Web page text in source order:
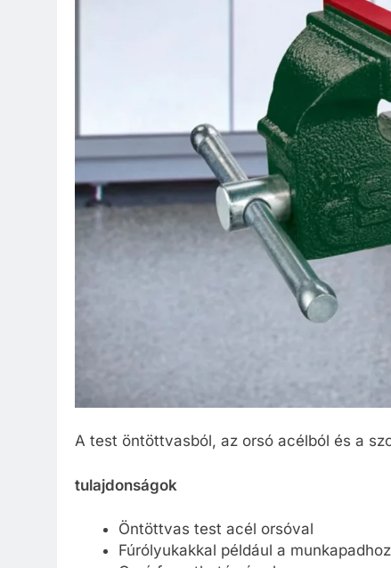
A test öntöttvasból, az orsó acélból és a
tulajdonságok
Öntöttvas test acél orsóval
Fúrólyukakkal például a